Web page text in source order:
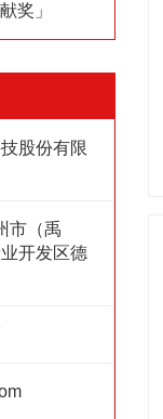
奖」
股份有限
市（禹
开发区德